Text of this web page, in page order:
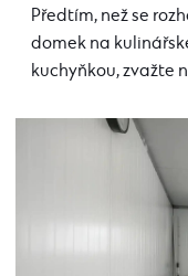
Předtím, než se
domek na
kuchyňkou, zvažte